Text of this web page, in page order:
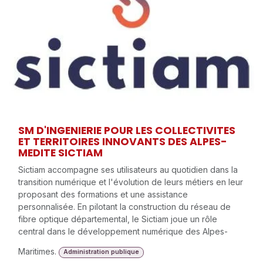
SM D'INGENIERIE POUR LES COLLECTIVITES
ET TERRITOIRES INNOVANTS DES ALPES-
MEDITE SICTIAM
Sictiam accompagne ses utilisateurs au quotidien dans la
transition numérique et l'évolution de leurs métiers en leur
proposant des formations et une assistance
personnalisée. En pilotant la construction du réseau de
fibre optique départemental, le Sictiam joue un rôle
central dans le développement numérique des Alpes-
Maritimes.
Administration publique